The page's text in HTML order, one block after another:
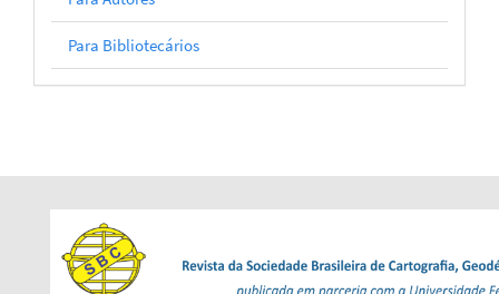
Para Bibliotecários